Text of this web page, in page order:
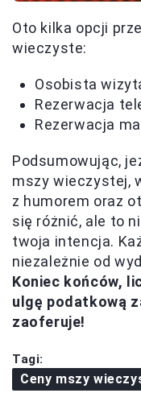
Oto kilka opcji
wieczyste:
Osobista
Rezerwacja
Rezerwacja
Podsumowując,
mszy wieczystej,
z humorem oraz
się różnić, ale to
twoja intencja.
niezależnie od
Koniec końców,
ulgę podatkową
zaoferuje!
Tagi:
Ceny mszy